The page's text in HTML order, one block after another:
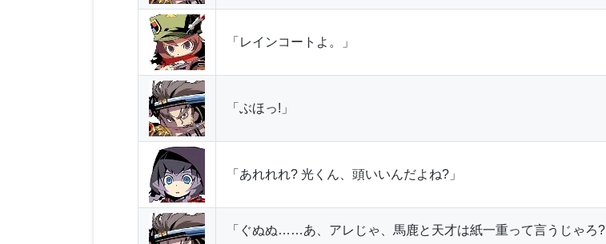
「レインコートよ。」
「ぶほっ!」
「あれれれ? 光くん、頭いいんだよね?」
「ぐぬぬ……あ、アレじゃ、馬鹿と天才は紙一重って言うじゃろ?